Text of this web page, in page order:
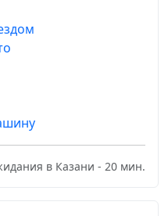
в Казани - 20 мин.